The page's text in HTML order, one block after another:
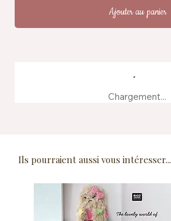
Ajouter au panier
Chargement...
Ils pourraient aussi vous intéresser...